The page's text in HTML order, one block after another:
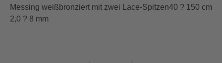
Messing weißbronziert mit zwei Lace-Spitzen40 ? 150 cm
2,0 ? 8 mm